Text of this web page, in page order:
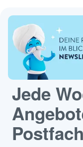
Jede
Postfach